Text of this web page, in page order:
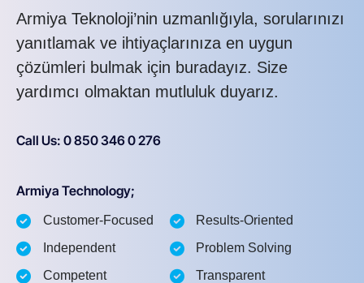
Armiya Teknoloji’nin uzmanlığıyla, sorularınızı
yanıtlamak ve ihtiyaçlarınıza en uygun
çözümleri bulmak için buradayız. Size
yardımcı olmaktan mutluluk duyarız.
Call Us: 0 850 346 0 276
Armiya Technology;
Customer-Focused
Independent
Competent
Results-Oriented
Problem Solving
Transparent